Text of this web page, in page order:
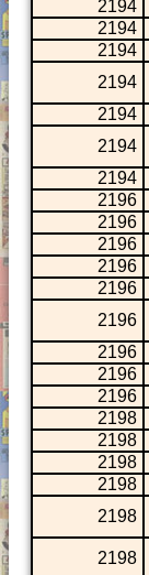
2194
2194
2194
2194
2194
2194
2194
2196
2196
2196
2196
2196
2196
2196
2196
2196
2198
2198
2198
2198
2198
2198